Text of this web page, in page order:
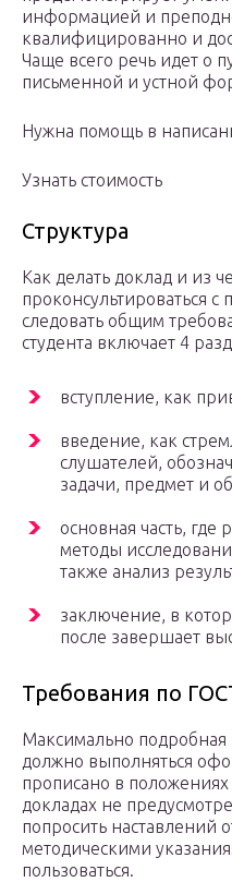
информацией и
квалифицированно и
Чаще всего речь идет о
письменной и устной
Нужна помощь в
Узнать стоимость
Структура
Как делать доклад и из
проконсультироваться
следовать общим
студента включает 4
вступление, как
введение, как
слушателей,
задачи, предмет и
основная часть, где
методы
также анализ
заключение, в
после завершает
Требования по
Максимально
должно выполняться
прописано в
докладах не
попросить наставлений
методическими
пользоваться.